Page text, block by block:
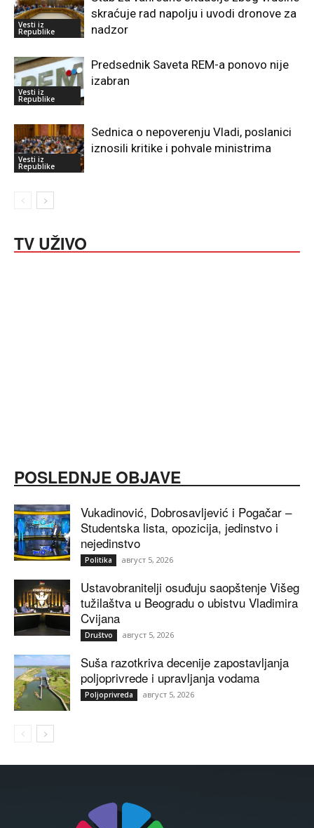
Vesti iz
Republike
skraćuje rad napolju i uvodi dronove za
nadzor
Vesti iz
Republike
Predsednik Saveta REM-a ponovo nije
izabran
Vesti iz
Republike
Sednica o nepoverenju Vladi, poslanici
iznosili kritike i pohvale ministrima
TV UŽIVO
POSLEDNJE OBJAVE
Vukadinović, Dobrosavljević i Pogačar –
Studentska lista, opozicija, jedinstvo i
nejedinstvo
Politika август 5, 2026
Ustavobranitelji osuđuju saopštenje Višeg
tužilaštva u Beogradu o ubistvu Vladimira
Cvijana
Društvo август 5, 2026
Suša razotkriva decenije zapostavljanja
poljoprivrede i upravljanja vodama
Poljoprivreda август 5, 2026